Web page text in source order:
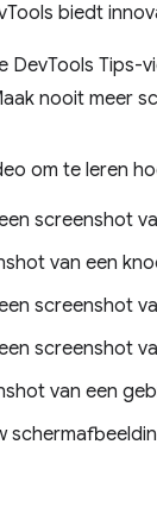
biedt
DevTools Tips-
nooit meer
om te leren
screenshot
van een
screenshot
screenshot
van een